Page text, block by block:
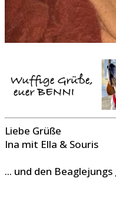
Liebe Grüße
Ina mit Ella & Souris
... und den